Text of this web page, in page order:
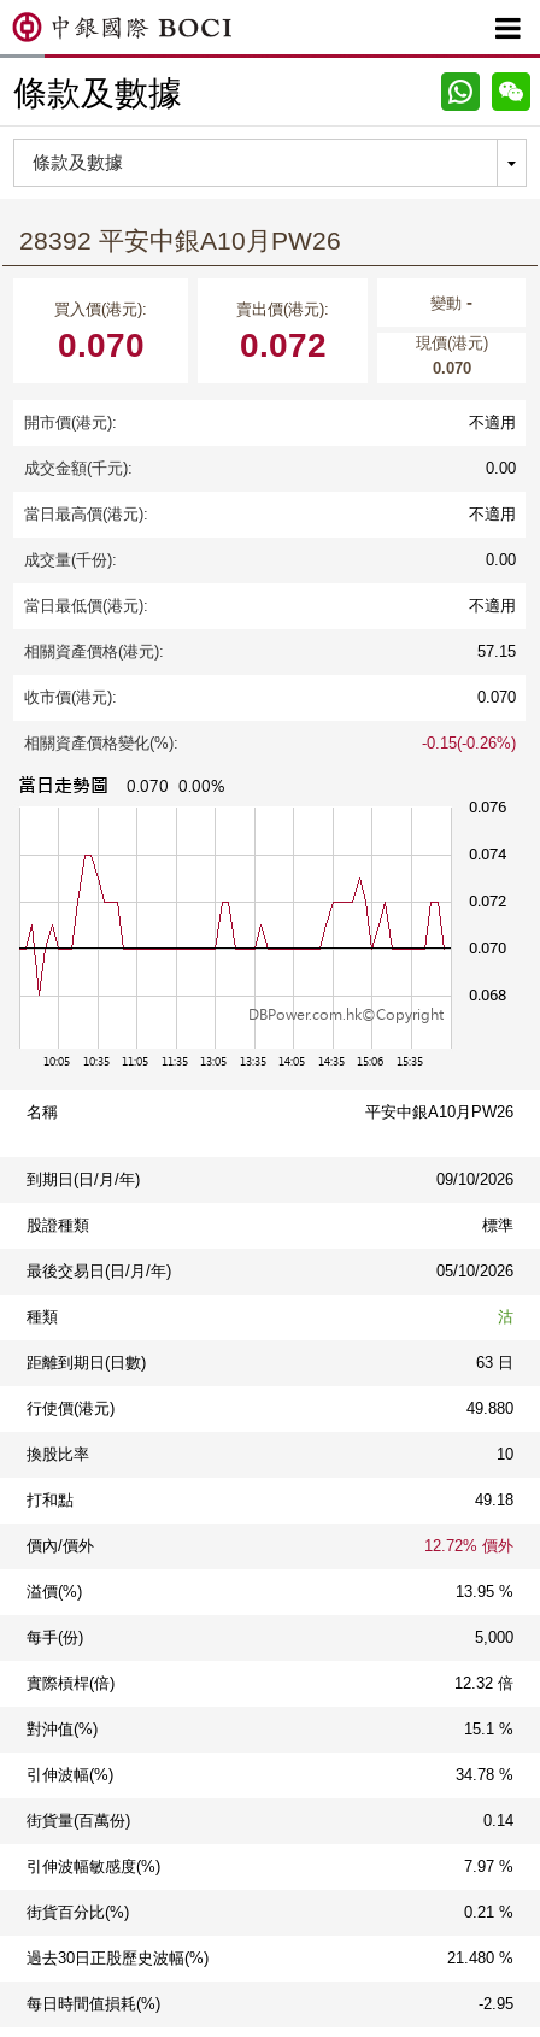

條款及數據
28392 平安中銀A10月PW26
買入價(港元):
0.070
賣出價(港元):
0.072
變動-
現價(港元)
0.070
開市價(港元): 不適用
成交金額(千元): 0.00
當日最高價(港元): 不適用
成交量(千份): 0.00
當日最低價(港元): 不適用
相關資產價格(港元): 57.15
收市價(港元): 0.070
相關資產價格變化(%): -0.15(-0.26%)
名稱 平安中銀A10月PW26
到期日(日/月/年) 09/10/2026
股證種類 標準
最後交易日(日/月/年) 05/10/2026
種類 沽
距離到期日(日數) 63 日
行使價(港元) 49.880
換股比率 10
打和點 49.18
價內/價外 12.72% 價外
溢價(%) 13.95 %
每手(份) 5,000
實際槓桿(倍) 12.32 倍
對沖值(%) 15.1 %
引伸波幅(%) 34.78 %
街貨量(百萬份) 0.14
引伸波幅敏感度(%) 7.97 %
街貨百分比(%) 0.21 %
過去30日正股歷史波幅(%) 21.480 %
每日時間值損耗(%) -2.95